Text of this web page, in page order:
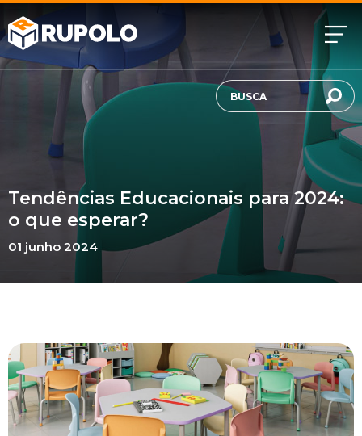
Tendências Educacionais para 2024:
o que esperar?
01 junho 2024